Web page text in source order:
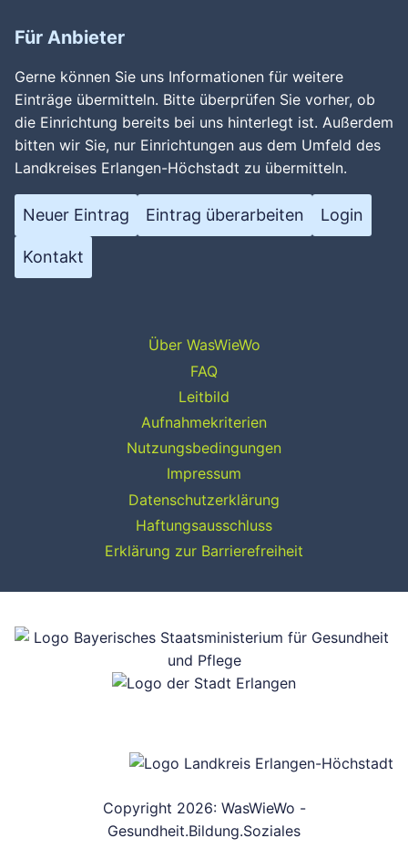
Für Anbieter
Gerne können Sie uns Informationen für weitere
Einträge übermitteln. Bitte überprüfen Sie vorher, ob
die Einrichtung bereits bei uns hinterlegt ist. Außerdem
bitten wir Sie, nur Einrichtungen aus dem Umfeld des
Landkreises Erlangen-Höchstadt zu übermitteln.
Neuer Eintrag Eintrag überarbeiten Login
Kontakt
Über WasWieWo
FAQ
Leitbild
Aufnahmekriterien
Nutzungsbedingungen
Impressum
Datenschutzerklärung
Haftungsausschluss
Erklärung zur Barrierefreiheit
Copyright 2026: WasWieWo -
Gesundheit.Bildung.Soziales